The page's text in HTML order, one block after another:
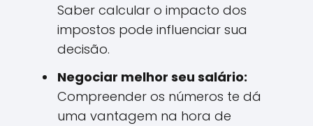
Saber calcular o impacto dos
impostos pode influenciar sua
decisão.
Negociar melhor seu salário:
Compreender os números te dá
uma vantagem na hora de